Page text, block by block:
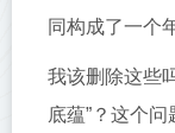
同构成了一个
我该删除这些
底蕴”？这个问